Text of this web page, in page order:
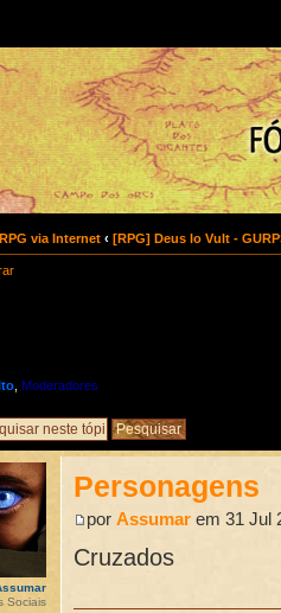
RPG via Internet ‹ [RPG] Deus lo Vult -
Moderadores
Personagens
por Assumar em 31 Jul
Cruzados
Sociais